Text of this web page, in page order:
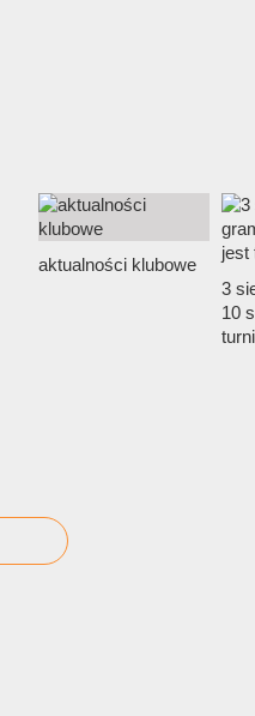
aktualności klubowe
3
10